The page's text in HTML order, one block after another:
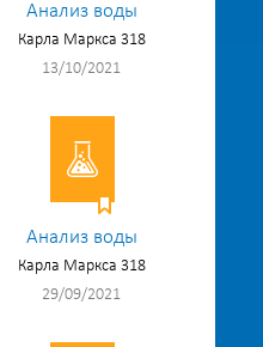
Анализ воды
Карла Маркса 318
13/10/2021
Анализ воды
Карла Маркса 318
29/09/2021